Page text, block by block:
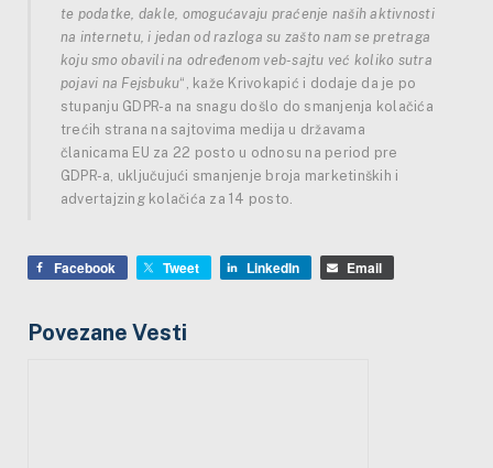
te podatke, dakle, omogućavaju praćenje naših aktivnosti
na internetu, i jedan od razloga su zašto nam se pretraga
koju smo obavili na određenom veb-sajtu već koliko sutra
pojavi na Fejsbuku“, kaže Krivokapić i dodaje da je po
stupanju GDPR-a na snagu došlo do smanjenja kolačića
trećih strana na sajtovima medija u državama
članicama EU za 22 posto u odnosu na period pre
GDPR-a, uključujući smanjenje broja marketinških i
advertajzing kolačića za 14 posto.
Facebook Tweet LinkedIn Email
Povezane Vesti